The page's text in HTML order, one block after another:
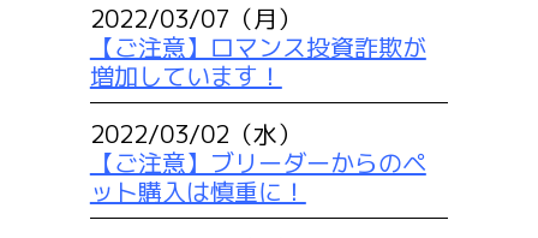
2022/03/07（月）
【ご注意】ロマンス投資詐欺が
増加しています！
2022/03/02（水）
【ご注意】ブリーダーからのペ
ット購入は慎重に！